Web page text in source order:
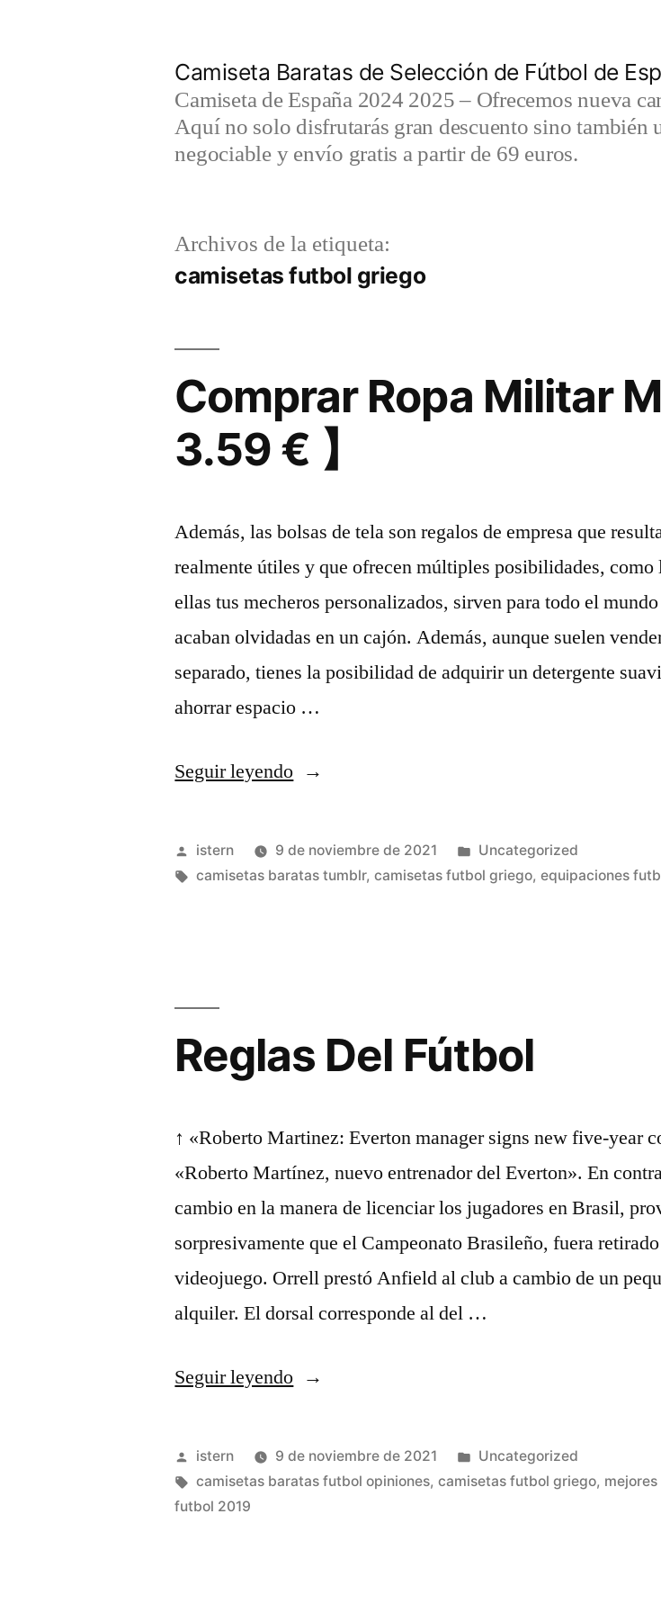
Camiseta Baratas de Selección de Fútbol de
Camiseta de España 2024 2025 – Ofrecemos nueva
Aquí no solo disfrutarás gran descuento sino también
negociable y envío gratis a partir de 69 euros.
Archivos de la etiqueta:
camisetas futbol griego
Comprar Ropa Militar
3.59 € 】
Además, las bolsas de tela son regalos de empresa que
realmente útiles y que ofrecen múltiples posibilidades, como
ellas tus mecheros personalizados, sirven para todo el
acaban olvidadas en un cajón. Además, aunque suelen
separado, tienes la posibilidad de adquirir un detergente
ahorrar espacio …
Seguir leyendo«Comprar
Militar
Malaga
€
Publicado
por
istern 9 de noviembre de 2021
Publicado
en
Uncategorized
Etiquetas:
camisetas baratas tumblr,camisetas futbol griego,equipaciones
Reglas Del Fútbol
↑ «Roberto Martinez: Everton manager signs new five-year
«Roberto Martínez, nuevo entrenador del Everton». En
cambio en la manera de licenciar los jugadores en Brasil,
sorpresivamente que el Campeonato Brasileño, fuera
videojuego. Orrell prestó Anfield al club a cambio de un
alquiler. El dorsal corresponde al del …
Seguir leyendo«Reglas
Fútbol»
Publicado
por
istern 9 de noviembre de 2021
Publicado
en
Uncategorized
Etiquetas:
camisetas baratas futbol opiniones,camisetas futbol griego,
futbol 2019